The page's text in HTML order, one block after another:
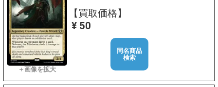
【買取価格】
¥ 50
同名商品
検索